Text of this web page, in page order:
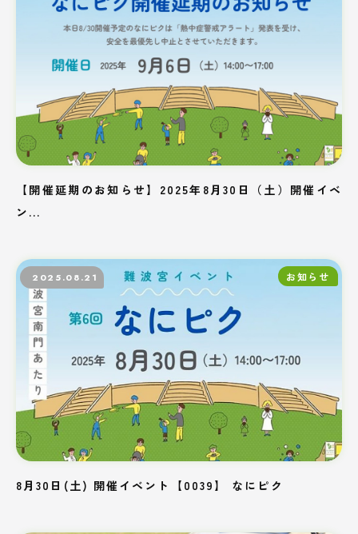
【開催延期のお知らせ】2025年8月30日（土）開催イベ
ン...
2025.08.21 お知らせ
8月30日(土) 開催イベント【0039】 なにピク